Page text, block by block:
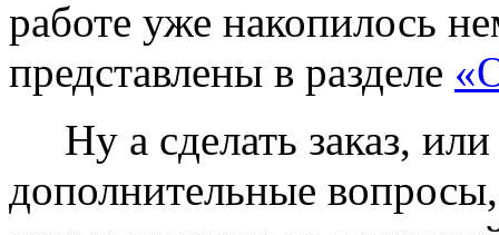
работе уже накопилось
представлены в разделе
Ну а сделать заказ, или
дополнительные вопросы,